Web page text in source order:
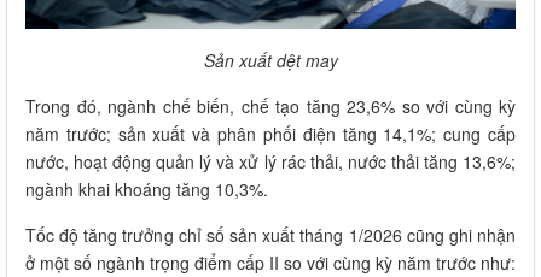
Sản xuất dệt may
Trong đó, ngành chế biến, chế tạo tăng 23,6% so với cùng kỳ
năm trước; sản xuất và phân phối điện tăng 14,1%; cung cấp
nước, hoạt động quản lý và xử lý rác thải, nước thải tăng 13,6%;
ngành khai khoáng tăng 10,3%.
Tốc độ tăng trưởng chỉ số sản xuất tháng 1/2026 cũng ghi nhận
ở một số ngành trọng điểm cấp II so với cùng kỳ năm trước như: